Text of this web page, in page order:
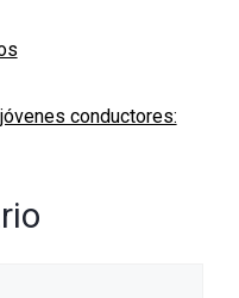
conductores: